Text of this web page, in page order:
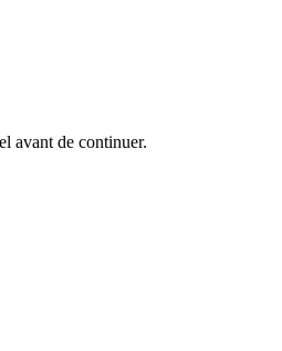
avant de continuer.